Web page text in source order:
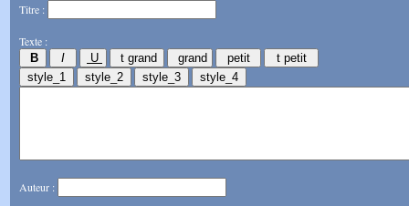
Titre :
Texte :
Auteur :